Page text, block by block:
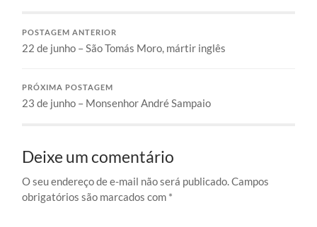
POSTAGEM ANTERIOR
22 de junho – São Tomás Moro, mártir inglês
PRÓXIMA POSTAGEM
23 de junho – Monsenhor André Sampaio
Deixe um comentário
O seu endereço de e-mail não será publicado.Campos
obrigatórios são marcados com *